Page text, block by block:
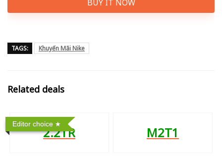
BUY IT NOW
TAGS: Khuyến Mãi Nike
Related deals
Editor choice
2.2TR M2T1